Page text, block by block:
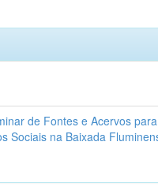
de Fontes e Acervos
Sociais na Baixada